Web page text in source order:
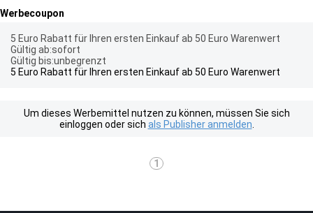
Werbecoupon
5 Euro Rabatt für Ihren ersten Einkauf ab 50 Euro Warenwert
Gültig ab:sofort
Gültig bis:unbegrenzt
5 Euro Rabatt für Ihren ersten Einkauf ab 50 Euro Warenwert
Um dieses Werbemittel nutzen zu können, müssen Sie sich
einloggen oder sich als Publisher anmelden
1